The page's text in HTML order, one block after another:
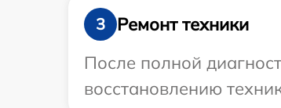
3
Ремонт техники
После полной
восстановлению